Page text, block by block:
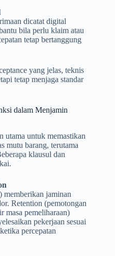
dicatat digital
bila perlu klaim atau
tetap bertanggung
yang jelas, teknis
tetap menjaga standar
dalam Menjamin
utama untuk memastikan
mutu barang, terutama
klausul dan
memberikan jaminan
Retention (pemotongan
masa pemeliharaan)
pekerjaan sesuai
percepatan